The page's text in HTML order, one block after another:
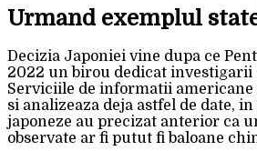
Urmand exemplul
Decizia Japoniei vine dupa ce
2022 un birou dedicat
Serviciile de informatii americane
si analizeaza deja astfel de date,
japoneze au precizat anterior ca
observate ar fi putut fi baloane